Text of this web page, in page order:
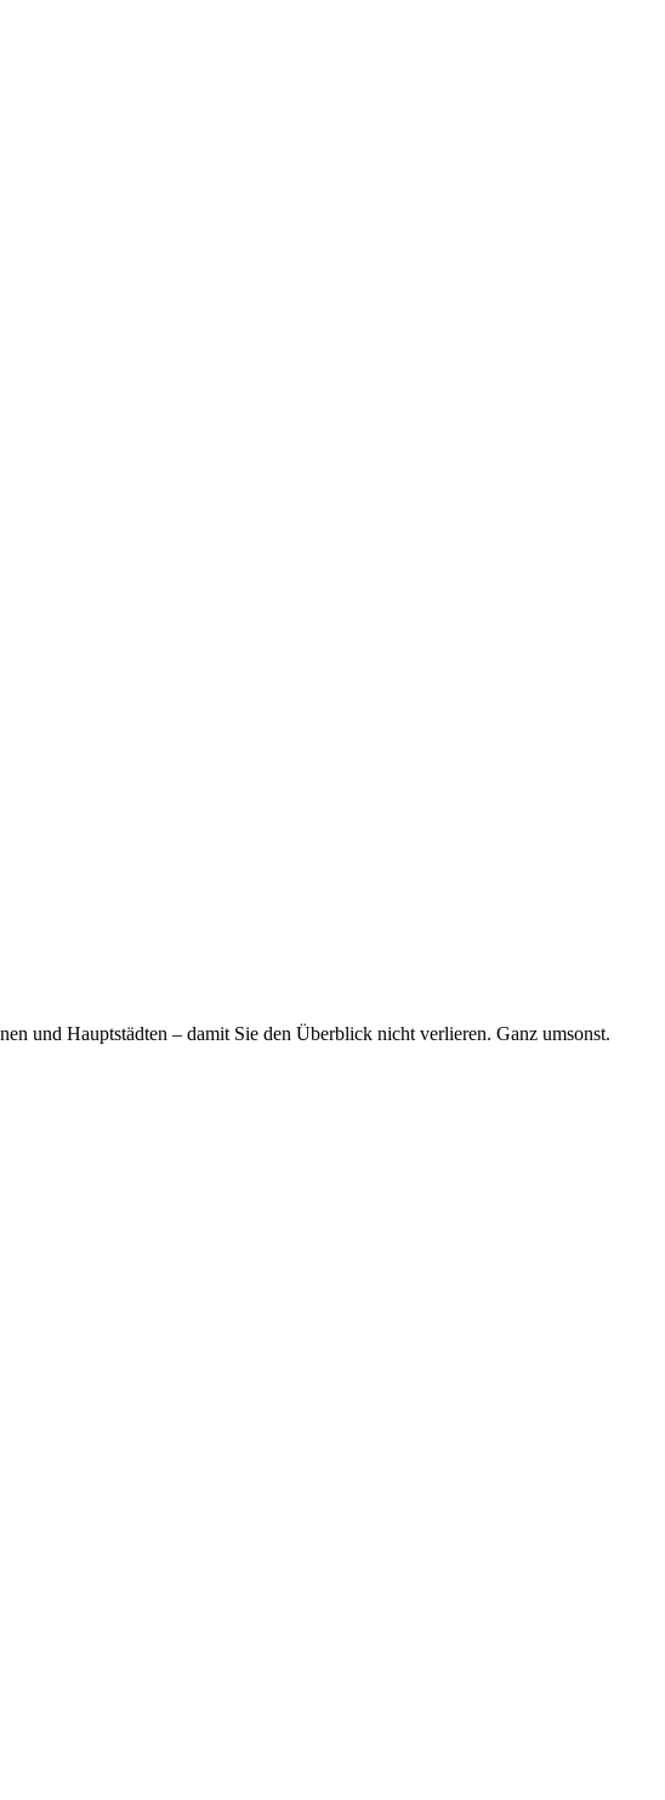
und Hauptstädten – damit Sie den Überblick nicht verlieren. Ganz umsonst.